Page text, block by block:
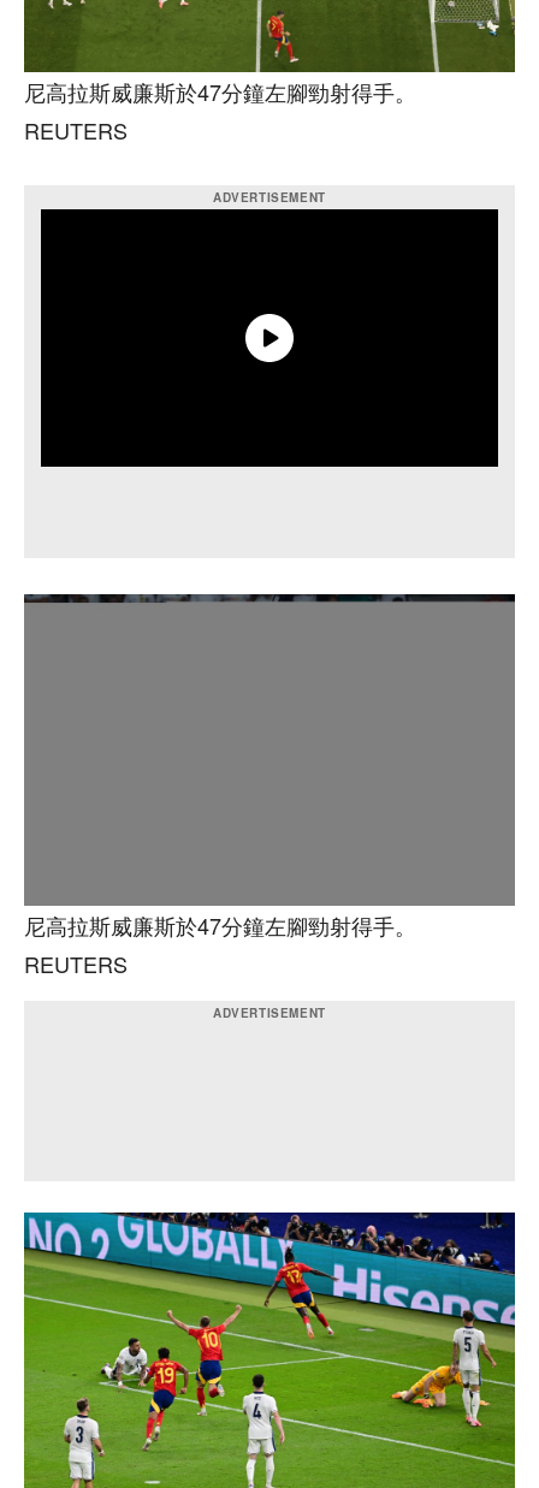
尼高拉斯威廉斯於47分鐘左腳勁射得手。
REUTERS
尼高拉斯威廉斯於47分鐘左腳勁射得手。
REUTERS